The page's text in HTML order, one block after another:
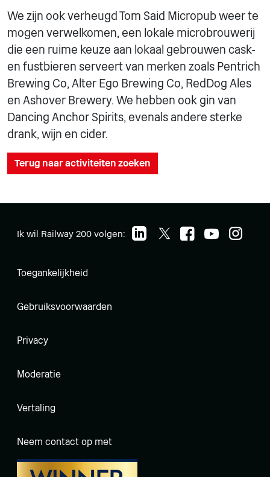
We zijn ook verheugd Tom Said Micropub weer te
mogen verwelkomen, een lokale microbrouwerij
die een ruime keuze aan lokaal gebrouwen cask-
en fustbieren serveert van merken zoals Pentrich
Brewing Co, Alter Ego Brewing Co, RedDog Ales
en Ashover Brewery. We hebben ook gin van
Dancing Anchor Spirits, evenals andere sterke
drank, wijn en cider.
Terug naar activiteiten zoeken
Ik wil Railway 200 volgen:
Toegankelijkheid
Gebruiksvoorwaarden
Privacy
Moderatie
Vertaling
Neem contact op met